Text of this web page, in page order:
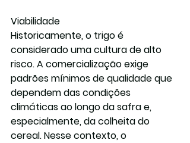
Viabilidade
Historicamente, o trigo é
considerado uma cultura de alto
risco. A comercialização exige
padrões mínimos de qualidade que
dependem das condições
climáticas ao longo da safra e,
especialmente, da colheita do
cereal. Nesse contexto, o